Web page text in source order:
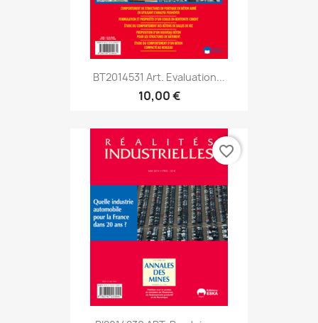
BT2014531 Art. Evaluation...
10,00 €
favorite_border